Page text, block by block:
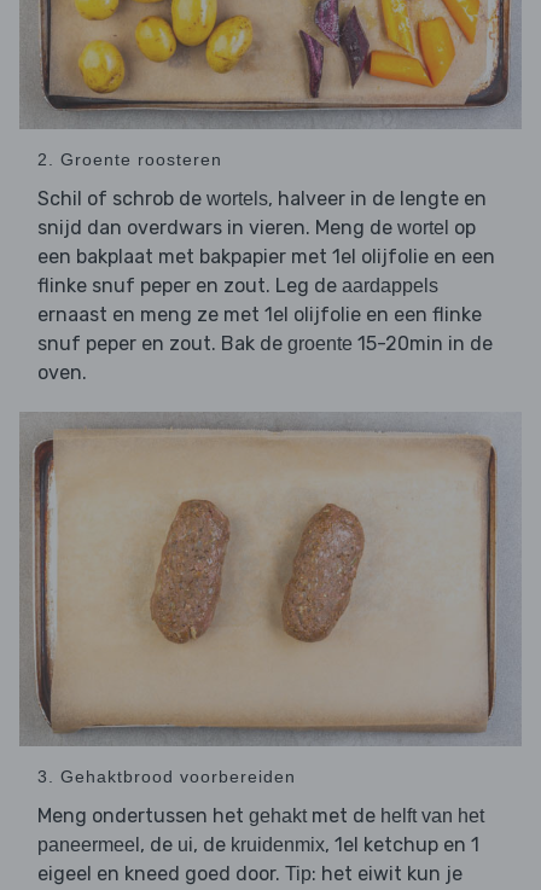
2. Groente roosteren
Schil of schrob de wortels, halveer in de lengte en
snijd dan overdwars in vieren. Meng de wortel op
een bakplaat met bakpapier met 1el olijfolie en een
flinke snuf peper en zout. Leg de aardappels
ernaast en meng ze met 1el olijfolie en een flinke
snuf peper en zout. Bak de groente 15-20min in de
oven.
3. Gehaktbrood voorbereiden
Meng ondertussen het gehaktmet de helft van het
paneermeel , de ui, de kruidenmix, 1el ketchup en 1
eigeel en kneed goed door. Tip: het eiwit kun je